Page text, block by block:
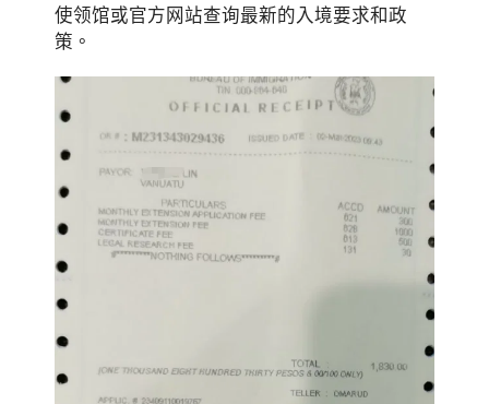
使领馆或官方网站查询最新的入境要求和政
策。